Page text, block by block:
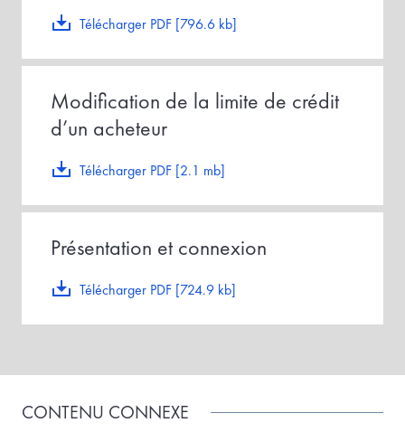
Télécharger PDF [796.6 kb]
Télécharger PDF [2.1 mb]
Modification de la limite de crédit
d’un acheteur
Télécharger PDF [724.9 kb]
Présentation et connexion
CONTENU CONNEXE